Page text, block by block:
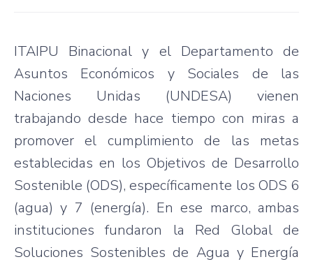
ITAIPU Binacional y el Departamento de
Asuntos Económicos y Sociales de las
Naciones Unidas (UNDESA) vienen
trabajando desde hace tiempo con miras a
promover el cumplimiento de las metas
establecidas en los Objetivos de Desarrollo
Sostenible (ODS), específicamente los ODS 6
(agua) y 7 (energía). En ese marco, ambas
instituciones fundaron la Red Global de
Soluciones Sostenibles de Agua y Energía